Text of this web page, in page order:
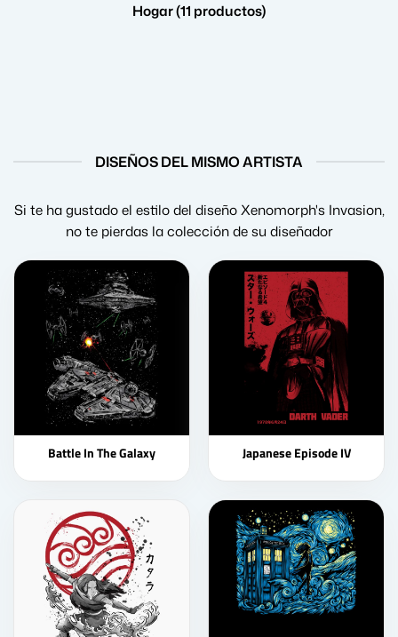
Hogar (11 productos)
DISEÑOS DEL MISMO ARTISTA
Si te ha gustado el estilo del diseño Xenomorph's Invasion,
no te pierdas la colección de su diseñador
Battle In The Galaxy Japanese Episode IV